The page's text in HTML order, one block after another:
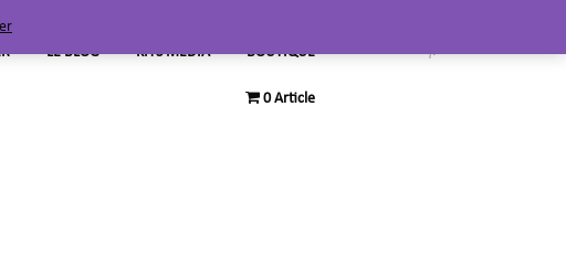
LE BLOG KITS MEDIA BOUTIQUE
0 Article